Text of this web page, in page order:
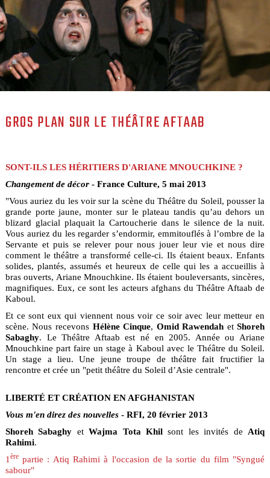
GROS PLAN SUR LE THÉÂTRE AFTAAB
SONT-ILS LES HÉRITIERS D'ARIANE MNOUCHKINE ?
Changement de décor- France Culture, 5 mai 2013
"Vous auriez du les voir sur la scène du Théâtre du Soleil, pousser la
grande porte jaune, monter sur le plateau tandis qu’au dehors un
blizard glacial plaquait la Cartoucherie dans le silence de la nuit.
Vous auriez du les regarder s’endormir, emmitouflés à l’ombre de la
Servante et puis se relever pour nous jouer leur vie et nous dire
comment le théâtre a transformé celle-ci. Ils étaient beaux. Enfants
solides, plantés, assumés et heureux de celle qui les a accueillis à
bras ouverts, Ariane Mnouchkine. Ils étaient bouleversants, sincères,
magnifiques. Eux, ce sont les acteurs afghans du Théâtre Aftaab de
Kaboul.
Et ce sont eux qui viennent nous voir ce soir avec leur metteur en
scène. Nous recevons Hélène Cinque, Omid Rawendah etShoreh
Sabaghy. Le Théâtre Aftaab est né en 2005. Année ou Ariane
Mnouchkine part faire un stage à Kaboul avec le Théâtre du Soleil.
Un stage a lieu. Une jeune troupe de théâtre fait fructifier la
rencontre et crée un "petit théâtre du Soleil d’Asie centrale".
LIBERTÉ ET CRÉATION EN AFGHANISTAN
Vous m'en direz des nouvelles- RFI, 20 février 2013
Shoreh Sabaghy etWajma Tota Khil sont les invités de Atiq
Rahimi.
1 èrepartie : Atiq Rahimi à l'occasion de la sortie du film "Syngué
sabour"